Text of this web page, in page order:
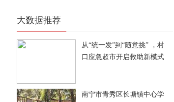
大数据推荐
从“统一发”到“随意挑” ，村
口应急超市开启救助新模式
南宁市青秀区长塘镇中心学